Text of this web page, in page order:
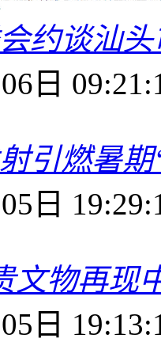
约谈汕
日
引燃暑
日
文物再现
日